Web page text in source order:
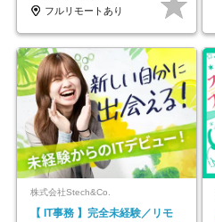
フルリモートあり
株式会社Stech&Co.
【 IT事務 】完全未経験／リモ